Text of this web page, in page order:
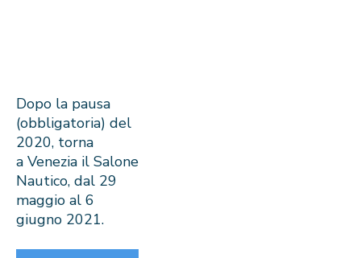
Dopo la pausa
(obbligatoria) del
2020, torna
a Venezia il Salone
Nautico, dal 29
maggio al 6
giugno 2021.